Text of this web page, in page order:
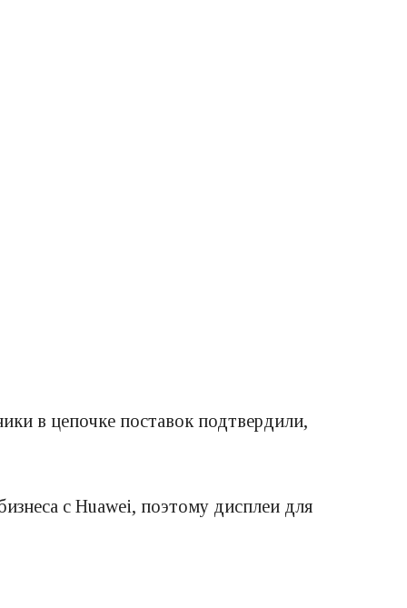
в цепочке поставок подтвердили,
с Huawei, поэтому дисплеи для